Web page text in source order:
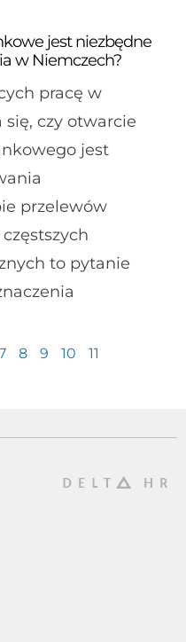
jest niezbędne
w Niemczech?
pracę w
czy otwarcie
jest
przelewów
to pytanie
8 9 10 11